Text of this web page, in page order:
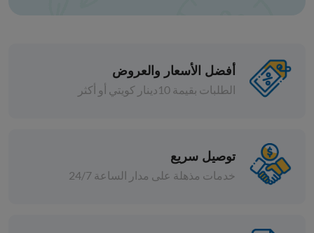
ذرة فيشار
أفضل الأسعار والعروض
الطلبات بقيمة 10دينار كويتي أو أكثر
توصيل سريع
خدمات مذهلة على مدار الساعة 24/7